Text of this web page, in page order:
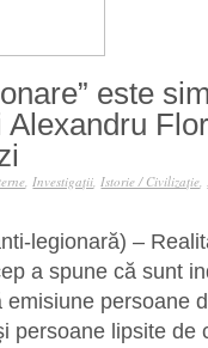
este
,Investigaţii,Istorie / Civilizaţie,
legionară) –
a spune că sunt
persoane
persoane lipsite de